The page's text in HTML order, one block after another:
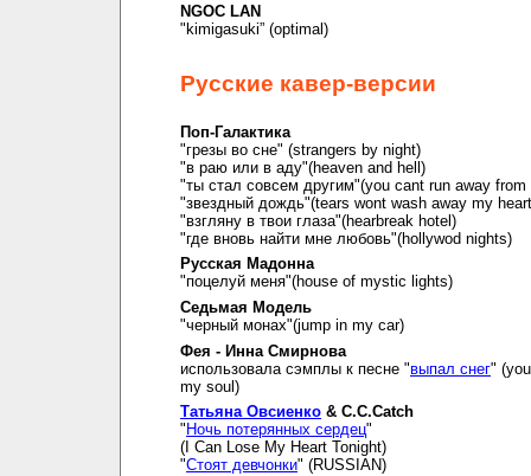
NGOC LAN
"kimigasuki” (optimal)
Русские кавер-версии
Поп-Галактика
"грезы во сне" (strangers by night)
"в раю или в аду"(heaven and hell)
"ты стал совсем другим"(you cant run away from
"звездный дождь"(tears wont wash away my
"взгляну в твои глаза"(hearbreak hotel)
"где вновь найти мне любовь"(hollywod nights)
Русская Мадонна
"поцелуй меня"(house of mystic lights)
Седьмая Модель
"черный монах"(jump in my car)
Фея - Инна Смирнова
использовала сэмплы к песне "выпал снег"
my soul)
Татьяна Овсиенко & C.C.Catch
" Ночь потерянных сердец"
(I Can Lose My Heart Tonight)
"Стоят девчонки" (RUSSIAN)